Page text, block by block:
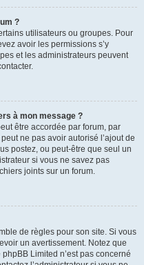
?
utilisateurs ou groupes. Pour
avoir les permissions s’y
et les administrateurs peuvent
à mon message ?
être accordée par forum, par
ne pas avoir autorisé l’ajout de
postez, ou peut-être que seul un
si vous ne savez pas
joints sur un forum.
de règles pour son site. Si vous
un avertissement. Notez que
Limited n’est pas concerné